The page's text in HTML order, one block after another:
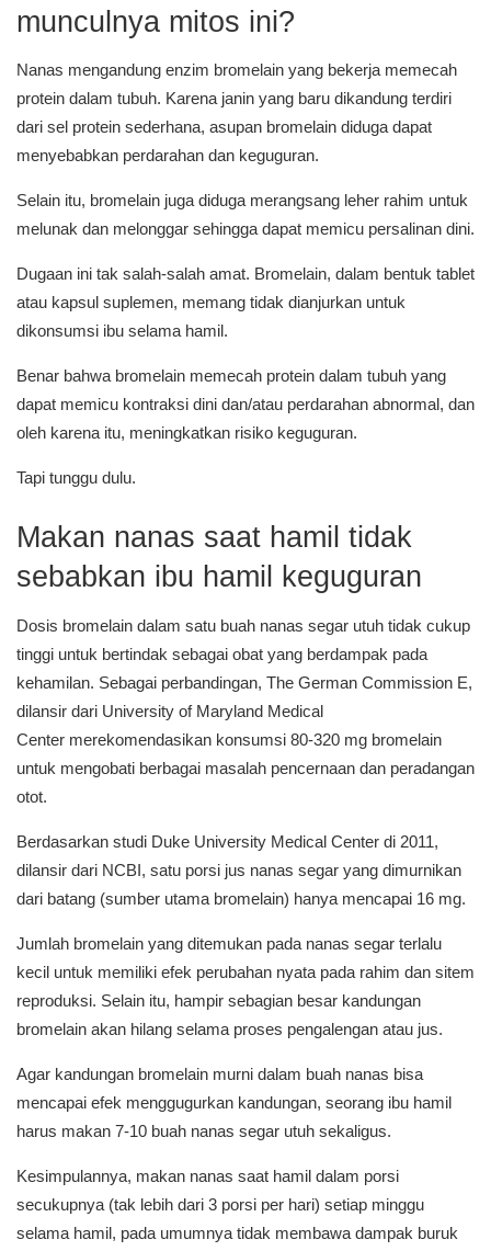
munculnya mitos ini?
Nanas mengandung enzim bromelain yang bekerja memecah
protein dalam tubuh. Karena janin yang baru dikandung terdiri
dari sel protein sederhana, asupan bromelain diduga dapat
menyebabkan perdarahan dan keguguran.
Selain itu, bromelain juga diduga merangsang leher rahim untuk
melunak dan melonggar sehingga dapat memicu persalinan dini.
Dugaan ini tak salah-salah amat. Bromelain, dalam bentuk tablet
atau kapsul suplemen, memang tidak dianjurkan untuk
dikonsumsi ibu selama hamil.
Benar bahwa bromelain memecah protein dalam tubuh yang
dapat memicu kontraksi dini dan/atau perdarahan abnormal, dan
oleh karena itu, meningkatkan risiko keguguran.
Tapi tunggu dulu.
Makan nanas saat hamil tidak
sebabkan ibu hamil keguguran
Dosis bromelain dalam satu buah nanas segar utuh tidak cukup
tinggi untuk bertindak sebagai obat yang berdampak pada
kehamilan. Sebagai perbandingan, The German Commission E,
dilansir dari University of Maryland Medical
Center merekomendasikan konsumsi 80-320 mg bromelain
untuk mengobati berbagai masalah pencernaan dan peradangan
otot.
Berdasarkan studi Duke University Medical Center di 2011,
dilansir dari NCBI, satu porsi jus nanas segar yang dimurnikan
dari batang (sumber utama bromelain) hanya mencapai 16 mg.
Jumlah bromelain yang ditemukan pada nanas segar terlalu
kecil untuk memiliki efek perubahan nyata pada rahim dan sitem
reproduksi. Selain itu, hampir sebagian besar kandungan
bromelain akan hilang selama proses pengalengan atau jus.
Agar kandungan bromelain murni dalam buah nanas bisa
mencapai efek menggugurkan kandungan, seorang ibu hamil
harus makan 7-10 buah nanas segar utuh sekaligus.
Kesimpulannya, makan nanas saat hamil dalam porsi
secukupnya (tak lebih dari 3 porsi per hari) setiap minggu
selama hamil, pada umumnya tidak membawa dampak buruk